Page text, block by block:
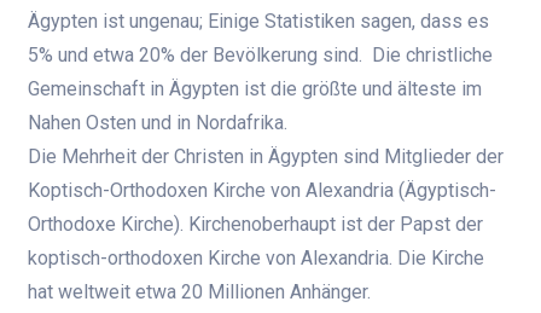
Ägypten ist ungenau; Einige Statistiken sagen, dass es
5% und etwa 20% der Bevölkerung sind. Die christliche
Gemeinschaft in Ägypten ist die größte und älteste im
Nahen Osten und in Nordafrika.
Die Mehrheit der Christen in Ägypten sind Mitglieder der
Koptisch-Orthodoxen Kirche von Alexandria (Ägyptisch-
Orthodoxe Kirche). Kirchenoberhaupt ist der Papst der
koptisch-orthodoxen Kirche von Alexandria. Die Kirche
hat weltweit etwa 20 Millionen Anhänger.